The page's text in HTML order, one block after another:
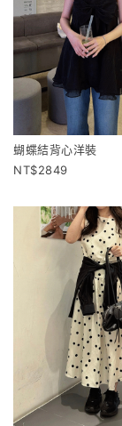
蝴蝶結背心洋裝
2849